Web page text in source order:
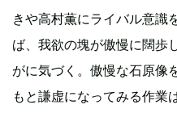
きや高村薫にライバル意識
ば、我欲の塊が傲慢に闊歩
がに気づく。傲慢な石原像
もと謙虚になってみる作業